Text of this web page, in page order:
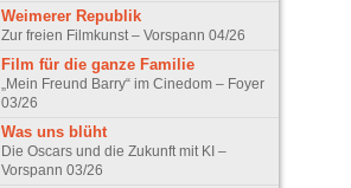
Weimerer Republik
Zur freien Filmkunst – Vorspann 04/26
Film für die ganze Familie
„Mein Freund Barry“ im Cinedom – Foyer
03/26
Was uns blüht
Die Oscars und die Zukunft mit KI –
Vorspann 03/26